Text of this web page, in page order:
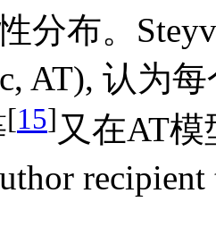
分布。
AT), 认为
[15]又在AT